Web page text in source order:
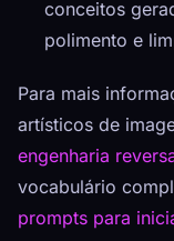
conceitos
polimento e
Para mais
artísticos de
engenharia
vocabulário
prompts para